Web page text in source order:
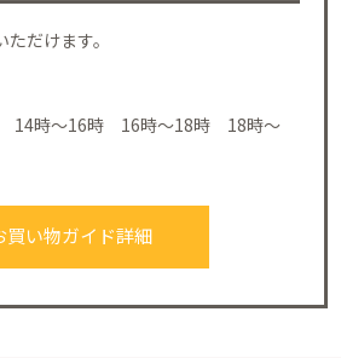
だけます。
14時～16時 16時～18時 18時～
買い物ガイド詳細